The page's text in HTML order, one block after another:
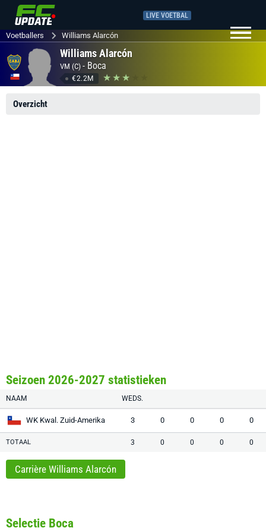
LIVE VOETBAL
Voetballers Williams Alarcón
Williams Alarcón
VM (C) - Boca
€2.2M
Overzicht
Seizoen 2026-2027 statistieken
NAAM WEDS.
WK Kwal. Zuid-Amerika 3 0 0 0 0
TOTAAL 3 0 0 0 0
Carrière Williams Alarcón
Selectie Boca